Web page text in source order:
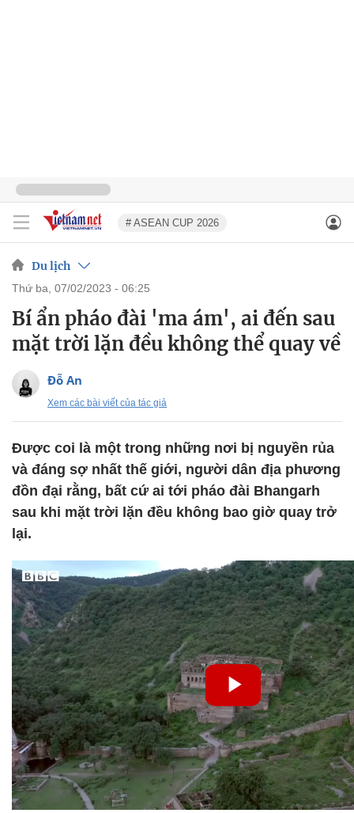
# ASEAN CUP 2026
Du lịch
thứ ba, 07/02/2023 - 06:25
Bí ẩn pháo đài 'ma ám', ai đến sau
mặt trời lặn đều không thể quay về
Đỗ An
Xem các bài viết của tác giả
Được coi là một trong những nơi bị nguyền rủa
và đáng sợ nhất thế giới, người dân địa phương
đồn đại rằng, bất cứ ai tới pháo đài Bhangarh
sau khi mặt trời lặn đều không bao giờ quay trở
lại.